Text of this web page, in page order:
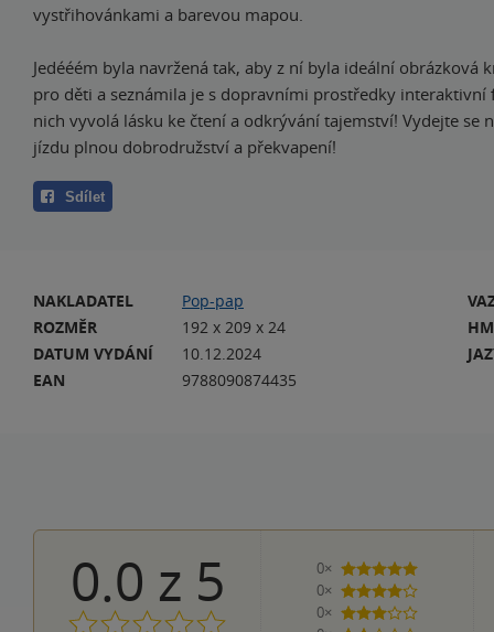
vystřihovánkami a barevou mapou.
Jedééém byla navržená tak, aby z ní byla ideální obrázková
pro děti a seznámila je s dopravními prostředky interaktivní
nich vyvolá lásku ke čtení a odkrývání tajemství! Vydejte se
jízdu plnou dobrodružství a překvapení!
Sdílet
NAKLADATEL
Pop-pap
ROZMĚR
192 x 209 x 24
DATUM VYDÁNÍ
10.12.2024
EAN
9788090874435
0.0 z 5 0×
5 hvězdiček
0×
4 hvězdičky
0×
3 hvězdičky